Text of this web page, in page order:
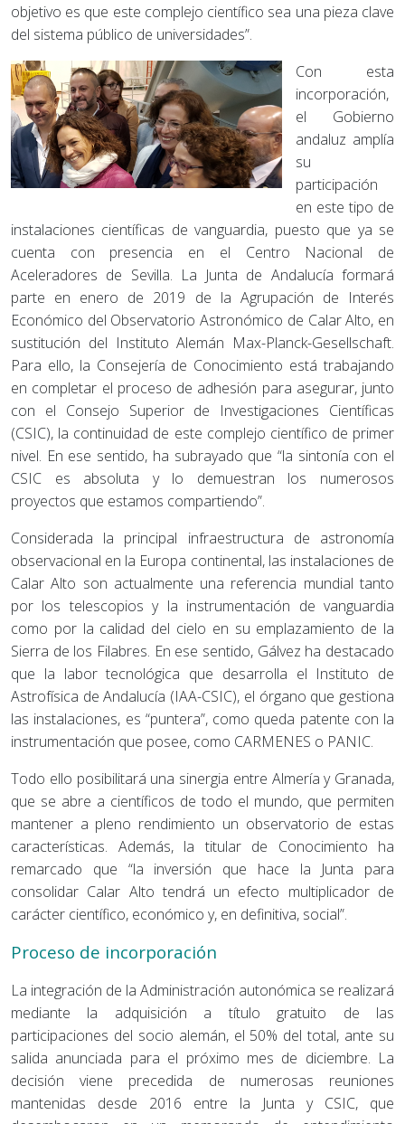
objetivo es que este complejo científico sea una pieza clave
del sistema público de universidades”.
Con esta
incorporación,
el Gobierno
andaluz amplía
su
participación
en este tipo de
instalaciones científicas de vanguardia, puesto que ya se
cuenta con presencia en el Centro Nacional de
Aceleradores de Sevilla. La Junta de Andalucía formará
parte en enero de 2019 de la Agrupación de Interés
Económico del Observatorio Astronómico de Calar Alto, en
sustitución del Instituto Alemán Max-Planck-Gesellschaft.
Para ello, la Consejería de Conocimiento está trabajando
en completar el proceso de adhesión para asegurar, junto
con el Consejo Superior de Investigaciones Científicas
(CSIC), la continuidad de este complejo científico de primer
nivel. En ese sentido, ha subrayado que “la sintonía con el
CSIC es absoluta y lo demuestran los numerosos
proyectos que estamos compartiendo”.
Considerada la principal infraestructura de astronomía
observacional en la Europa continental, las instalaciones de
Calar Alto son actualmente una referencia mundial tanto
por los telescopios y la instrumentación de vanguardia
como por la calidad del cielo en su emplazamiento de la
Sierra de los Filabres. En ese sentido, Gálvez ha destacado
que la labor tecnológica que desarrolla el Instituto de
Astrofísica de Andalucía (IAA-CSIC), el órgano que gestiona
las instalaciones, es “puntera”, como queda patente con la
instrumentación que posee, como CARMENES o PANIC.
Todo ello posibilitará una sinergia entre Almería y Granada,
que se abre a científicos de todo el mundo, que permiten
mantener a pleno rendimiento un observatorio de estas
características. Además, la titular de Conocimiento ha
remarcado que “la inversión que hace la Junta para
consolidar Calar Alto tendrá un efecto multiplicador de
carácter científico, económico y, en definitiva, social”.
Proceso de incorporación
La integración de la Administración autonómica se realizará
mediante la adquisición a título gratuito de las
participaciones del socio alemán, el 50% del total, ante su
salida anunciada para el próximo mes de diciembre. La
decisión viene precedida de numerosas reuniones
mantenidas desde 2016 entre la Junta y CSIC, que